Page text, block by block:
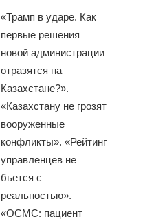
«Трамп в ударе. Как
первые решения
новой администрации
отразятся на
Казахстане?».
«Казахстану не грозят
вооруженные
конфликты». «Рейтинг
управленцев не
бьется с
реальностью».
«ОСМС: пациент